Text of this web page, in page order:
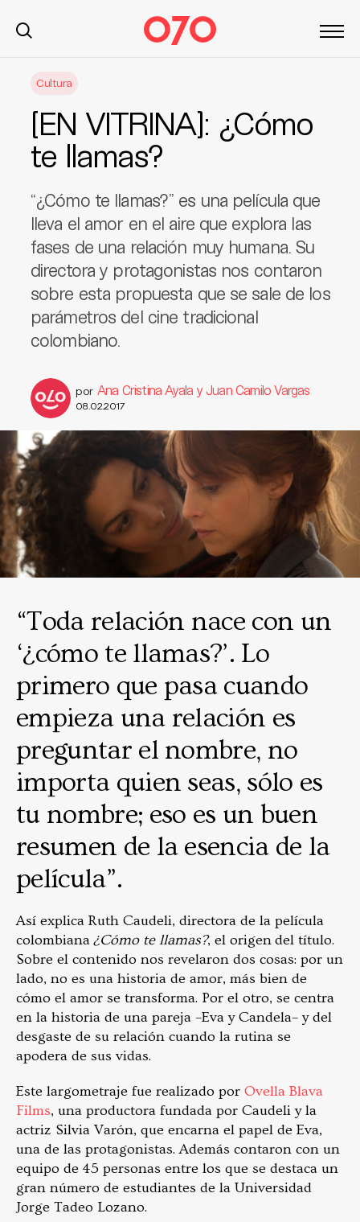
Cultura
[EN VITRINA]: ¿Cómo
te llamas?
“¿Cómo te llamas?” es una película que
lleva el amor en el aire que explora las
fases de una relación muy humana. Su
directora y protagonistas nos contaron
sobre esta propuesta que se sale de los
parámetros del cine tradicional
colombiano.
por Ana Cristina Ayala y Juan Camilo Vargas
08.02.2017
“Toda relación nace con un
‘¿cómo te llamas?’. Lo
primero que pasa cuando
empieza una relación es
preguntar el nombre, no
importa quien seas, sólo es
tu nombre; eso es un buen
resumen de la esencia de la
película”.
Así explica Ruth Caudeli, directora de la película
colombiana¿Cómo te llamas?, el origen del título.
Sobre el contenido nos revelaron dos cosas: por un
lado, no es una historia de amor, más bien de
cómo el amor se transforma. Por el otro, se centra
en la historia de una pareja –Eva y Candela– y del
desgaste de su relación cuando la rutina se
apodera de sus vidas.
Este largometraje fue realizado por Ovella Blava
Films, una productora fundada por Caudeli y la
actriz Silvia Varón, que encarna el papel de Eva,
una de las protagonistas. Además contaron con un
equipo de 45 personas entre los que se destaca un
gran número de estudiantes de la Universidad
Jorge Tadeo Lozano.